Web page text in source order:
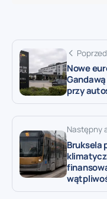
Nowe
przy
Następny
Bruksela